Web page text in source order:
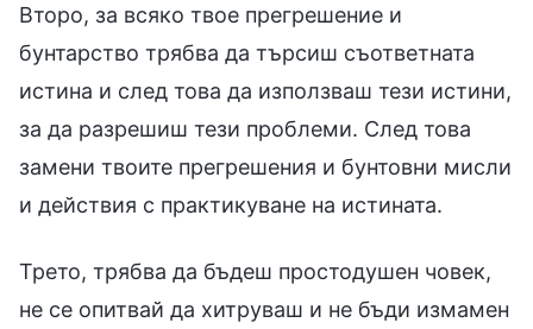
Второ, за всяко твое прегрешение и
бунтарство трябва да търсиш съответната
истина и след това да използваш тези истини,
за да разрешиш тези проблеми. След това
замени твоите прегрешения и бунтовни мисли
и действия с практикуване на истината.
Трето, трябва да бъдеш простодушен човек,
не се опитвай да хитруваш и не бъди измамен